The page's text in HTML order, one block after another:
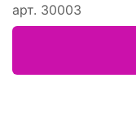
арт. З0003